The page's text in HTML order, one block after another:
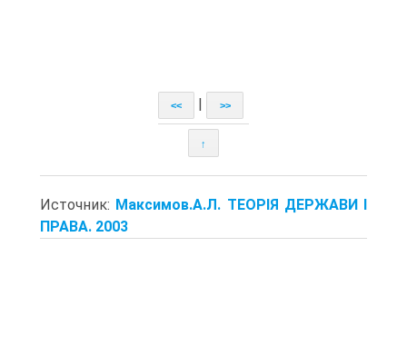
<< >>
↑
Источник: Максимов.А.Л. ТЕОРІЯ ДЕРЖАВИ І
ПРАВА. 2003